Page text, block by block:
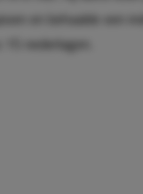
en behaalde een
nederlagen.